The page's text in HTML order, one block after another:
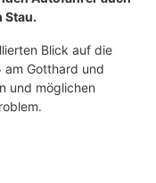
Stau.
Blick auf die
am Gotthard und
und möglichen